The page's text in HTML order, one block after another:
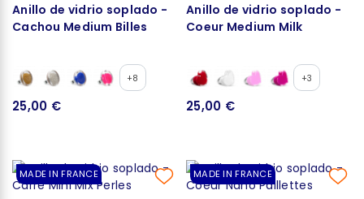
Anillo de vidrio soplado -
Cachou Medium Billes
+8
25,00 €
Anillo de vidrio soplado -
Coeur Medium Milk
+3
25,00 €
MADE IN FRANCE MADE IN FRANCE